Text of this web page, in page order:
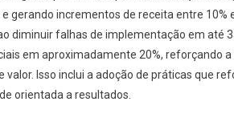
gerando incrementos de receita entre 10%
diminuir falhas de implementação em até
em aproximadamente 20%, reforçando
valor. Isso inclui a adoção de práticas que
orientada a resultados.